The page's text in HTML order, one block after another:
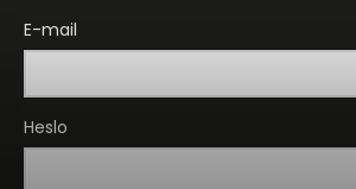
E-mail
Heslo